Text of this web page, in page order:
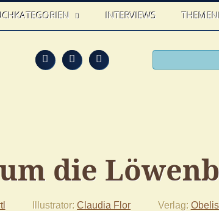
INTERVIEWS
Feed FacebookTwitter
die
Illustrator Claudia Flor Verlag